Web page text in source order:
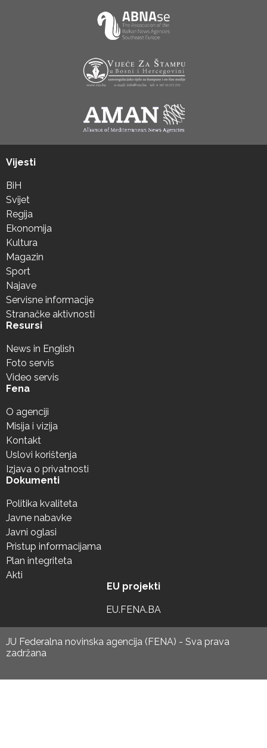
Vijesti
BiH
Svijet
Regija
Ekonomija
Kultura
Magazin
Sport
Najave
Servisne informacije
Stranačke aktivnosti
Resursi
News in English
Foto servis
Video servis
Fena
O agenciji
Misija i vizija
Kontakt
Uslovi korištenja
Izjava o privatnosti
Dokumenti
Politika kvaliteta
Javne nabavke
Javni oglasi
Pristup informacijama
Plan integriteta
Akti
EU projekti
EU.FENA.BA
JU Federalna novinska agencija (FENA) - Sva prava
zadržana